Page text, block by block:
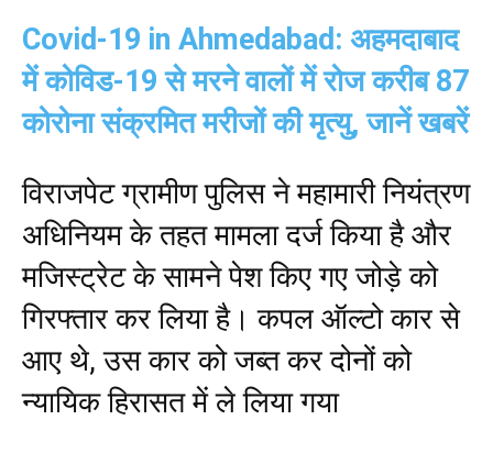
Covid-19 in Ahmedabad: अहमदाबाद
में कोविड-19 से मरने वालों में रोज करीब 87
कोरोना संक्रमित मरीजों की मृत्यु, जानें खबरें
विराजपेट ग्रामीण पुलिस ने महामारी नियंत्रण
अधिनियम के तहत मामला दर्ज किया है और
मजिस्ट्रेट के सामने पेश किए गए जोड़े को
गिरफ्तार कर लिया है। कपल ऑल्टो कार से
आए थे, उस कार को जब्त कर दोनों को
न्यायिक हिरासत में ले लिया गया